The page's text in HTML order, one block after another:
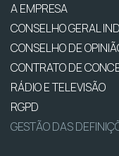
A EMPRESA
CONSELHO GERAL
CONSELHO DE
CONTRATO DE
RÁDIO E TELEVISÃO
RGPD
GESTÃO DAS